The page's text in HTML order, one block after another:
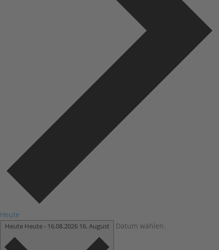
Heute
Heute Heute- 16.08.2026 16. August Datum wählen.